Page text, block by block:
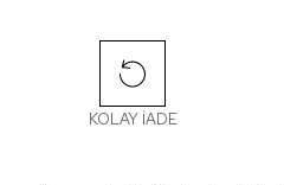
KOLAY İADE